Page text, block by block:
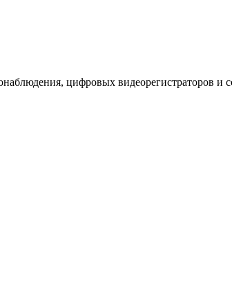
цифровых видеорегистраторов и